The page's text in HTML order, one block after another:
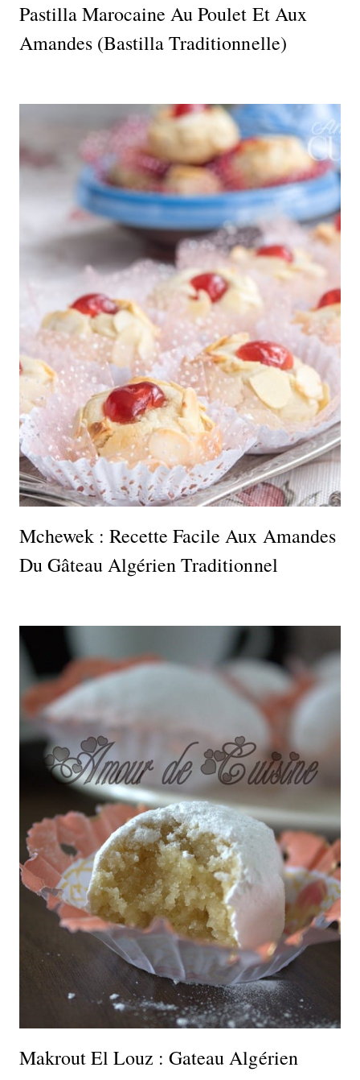
Pastilla Marocaine Au Poulet Et Aux
Amandes (Bastilla Traditionnelle)
Mchewek : Recette Facile Aux Amandes
Du Gâteau Algérien Traditionnel
Makrout El Louz : Gateau Algérien